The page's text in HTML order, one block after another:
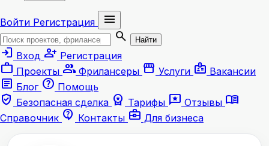
Войти Регистрация
menu
search
Найти
login Вход person_add Регистрация
work Проекты group Фрилансеры storefront Услуги badge Вакансии
article Блог help Помощь
verified_user Безопасная сделка workspace_premium Тарифы reviews Отзывы menu_book
Справочник contact_support Контакты business_center Для бизнеса